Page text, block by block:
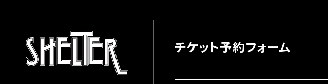
チケット予約フォーム